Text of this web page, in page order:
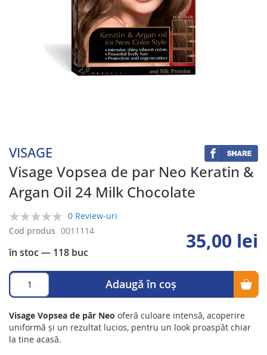
VISAGE
Visage Vopsea de par Neo Keratin &
Argan Oil 24 Milk Chocolate
0%
0 Review-uri
în stoc— 118 buc
Cod produs 0011114 35,00 lei
Adaugă în coș
Visage Vopsea de păr Neo oferă culoare intensă, acoperire
uniformă și un rezultat lucios, pentru un look proaspăt chiar
la tine acasă.
the
images
gallery